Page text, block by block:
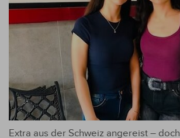
Extra aus der Schweiz angereist –